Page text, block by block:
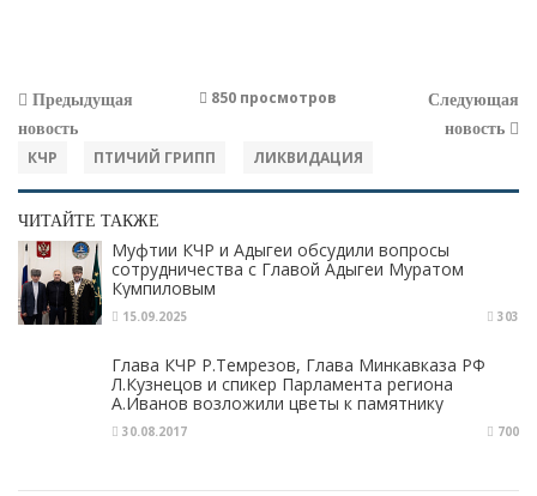
Предыдущая
новость
850 просмотров
Следующая
новость
КЧР ПТИЧИЙ ГРИПП ЛИКВИДАЦИЯ
ЧИТАЙТЕ ТАКЖЕ
Муфтии КЧР и Адыгеи обсудили вопросы
сотрудничества с Главой Адыгеи Муратом
Кумпиловым
15.09.2025 303
Глава КЧР Р.Темрезов, Глава Минкавказа РФ
Л.Кузнецов и спикер Парламента региона
А.Иванов возложили цветы к памятнику
советским воинам, погибшим при освобождении
Австрии от фашизма
30.08.2017 700